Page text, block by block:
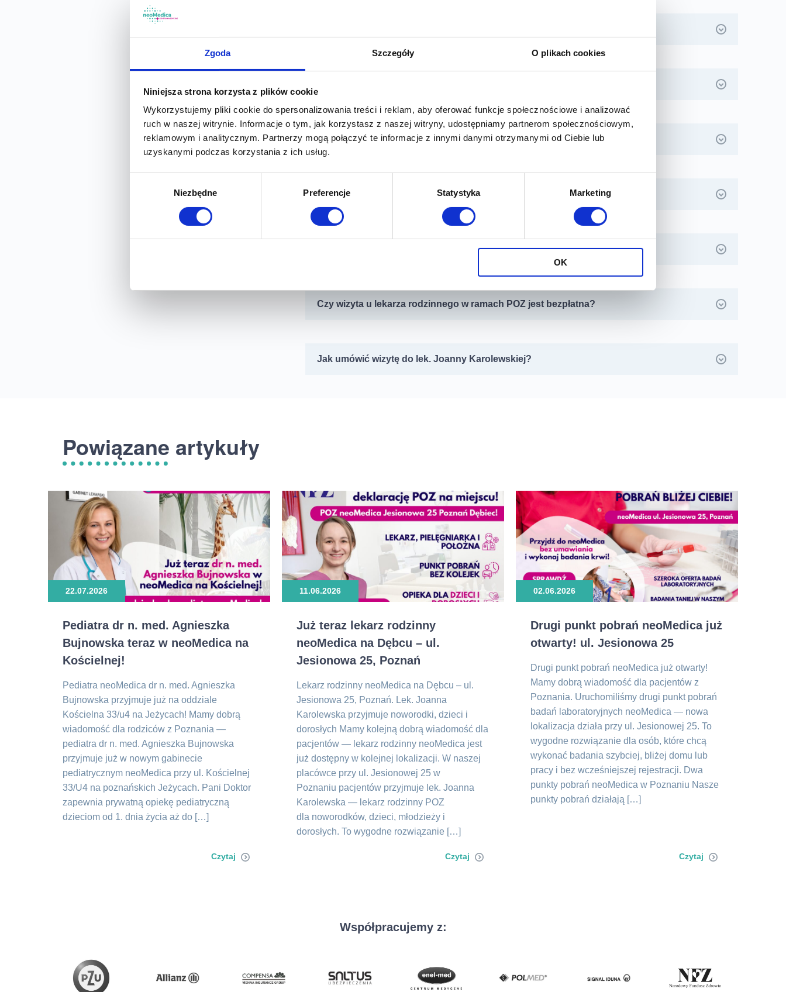
Zgoda Szczegóły O plikach cookies
Niniejsza strona korzysta z plików cookie
Wykorzystujemy pliki cookie do spersonalizowania treści i reklam, aby oferować funkcje społecznościowe i analizować
ruch w naszej witrynie. Informacje o tym, jak korzystasz z naszej witryny, udostępniamy partnerom społecznościowym,
reklamowym i analitycznym. Partnerzy mogą połączyć te informacje z innymi danymi otrzymanymi od Ciebie lub
uzyskanymi podczas korzystania z ich usług.
Niezbędne Preferencje Statystyka Marketing
OK
Czy lekarz rodzinny może omówić wyniki badań?
Czy lekarz rodzinny może wystawić skierowanie do specjalisty?
Jak złożyć deklarację do lekarza rodzinnego w neoMedica?
Czy wizyta u lekarza rodzinnego w ramach POZ jest bezpłatna?
Jak umówić wizytę do lek. Joanny Karolewskiej?
Powiązane artykuły
22.07.2026
Pediatra dr n. med. Agnieszka
Bujnowska teraz w neoMedica na
Kościelnej!
Pediatra neoMedica dr n. med. Agnieszka
Bujnowska przyjmuje już na oddziale
Kościelna 33/u4 na Jeżycach! Mamy dobrą
wiadomość dla rodziców z Poznania —
pediatra dr n. med. Agnieszka Bujnowska
przyjmuje już w nowym gabinecie
pediatrycznym neoMedica przy ul. Kościelnej
33/U4 na poznańskich Jeżycach. Pani Doktor
zapewnia prywatną opiekę pediatryczną
dzieciom od 1. dnia życia aż do […]
Czytaj
11.06.2026
Już teraz lekarz rodzinny
neoMedica na Dębcu – ul.
Jesionowa 25, Poznań
Lekarz rodzinny neoMedica na Dębcu – ul.
Jesionowa 25, Poznań. Lek. Joanna
Karolewska przyjmuje noworodki, dzieci i
dorosłych Mamy kolejną dobrą wiadomość dla
pacjentów — lekarz rodzinny neoMedica jest
już dostępny w kolejnej lokalizacji. W naszej
placówce przy ul. Jesionowej 25 w
Poznaniu pacjentów przyjmuje lek. Joanna
Karolewska — lekarz rodzinny POZ
dla noworodków, dzieci, młodzieży i
dorosłych. To wygodne rozwiązanie […]
Czytaj
02.06.2026
Drugi punkt pobrań neoMedica już
otwarty! ul. Jesionowa 25
Drugi punkt pobrań neoMedica już otwarty!
Mamy dobrą wiadomość dla pacjentów z
Poznania. Uruchomiliśmy drugi punkt pobrań
badań laboratoryjnych neoMedica — nowa
lokalizacja działa przy ul. Jesionowej 25. To
wygodne rozwiązanie dla osób, które chcą
wykonać badania szybciej, bliżej domu lub
pracy i bez wcześniejszej rejestracji. Dwa
punkty pobrań neoMedica w Poznaniu Nasze
punkty pobrań działają […]
Czytaj
Współpracujemy z: